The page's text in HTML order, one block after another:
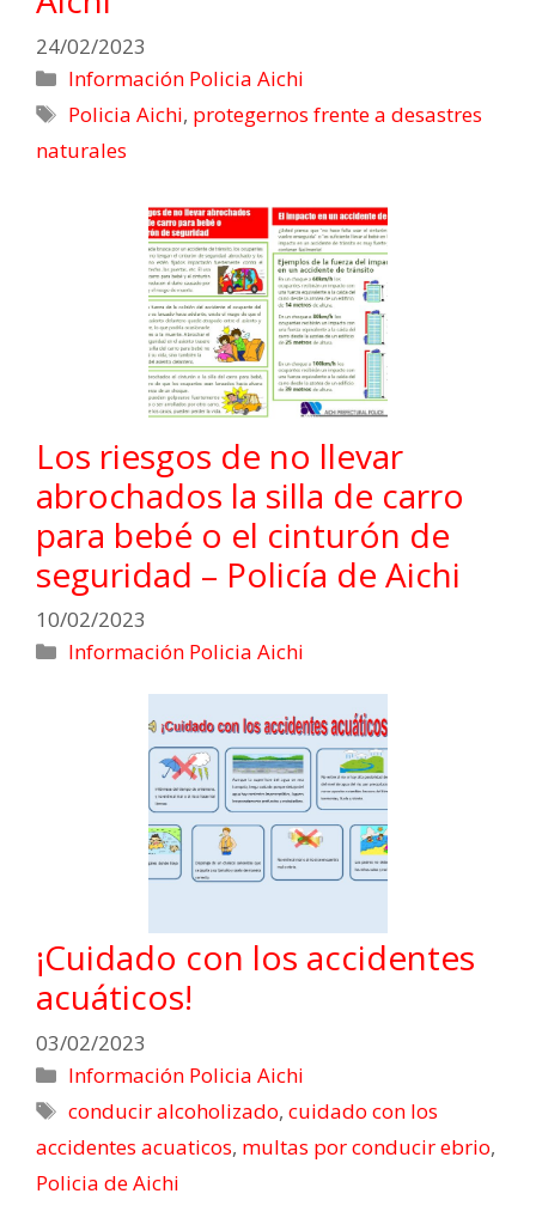
24/02/2023
Información Policia Aichi
Policia Aichi, protegernos frente a desastres
naturales
Los riesgos de no llevar
abrochados la silla de carro
para bebé o el cinturón de
seguridad – Policía de Aichi
10/02/2023
Información Policia Aichi
¡Cuidado con los accidentes
acuáticos!
03/02/2023
Información Policia Aichi
conducir alcoholizado,cuidado con los
accidentes acuaticos, multas por conducir ebrio,
Policia de Aichi